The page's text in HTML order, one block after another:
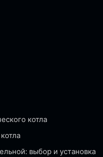
котла
выбор и установка